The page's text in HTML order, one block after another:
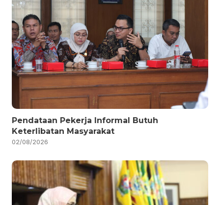
Pendataan Pekerja Informal Butuh
Keterlibatan Masyarakat
02/08/2026